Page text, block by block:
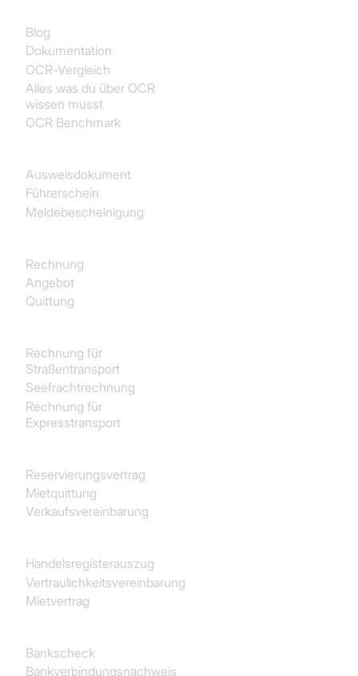
Blog
Dokumentation
OCR-Vergleich
Alles was du über OCR
wissen musst
OCR Benchmark
Ausweisdokument
Führerschein
Meldebescheinigung
Rechnung
Angebot
Quittung
Rechnung für
Straßentransport
Seefrachtrechnung
Rechnung für
Expresstransport
Reservierungsvertrag
Mietquittung
Verkaufsvereinbarung
Handelsregisterauszug
Vertraulichkeitsvereinbarung
Mietvertrag
Bankscheck
Bankverbindungsnachweis